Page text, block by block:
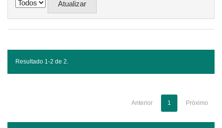
Resultado 1-2 de 2.
Anterior 1 Próximo